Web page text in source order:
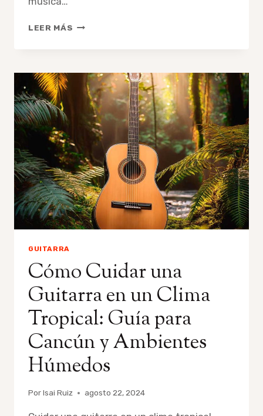
LEER MÁS EL
MADRE
TODAS
LAS
ARTES
GUITARRA
Cómo Cuidar una
Guitarra en un Clima
Tropical: Guía para
Cancún y Ambientes
Húmedos
PorIsai Ruiz agosto 22, 2024